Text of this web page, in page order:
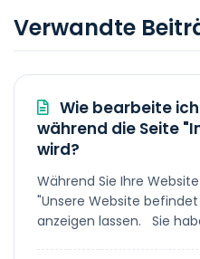
Verwandte
Wie bearbeite
während die Seite
wird?
Während Sie Ihre
"Unsere Website
anzeigen lassen. Sie